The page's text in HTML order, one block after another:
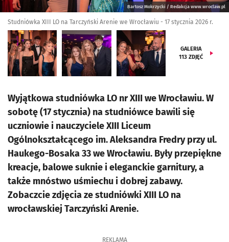
Bartosz Mokrzycki / Redakcja www.wroclaw.pl
Studniówka XIII LO na Tarczyński Arenie we Wrocławiu - 17 stycznia 2026 r.
GALERIA
113 ZDJĘĆ
Wyjątkowa studniówka LO nr XIII we Wrocławiu. W
sobotę (17 stycznia) na studniówce bawili się
uczniowie i nauczyciele XIII Liceum
Ogólnokształcącego im. Aleksandra Fredry przy ul.
Haukego-Bosaka 33 we Wrocławiu. Były przepiękne
kreacje, balowe suknie i eleganckie garnitury, a
także mnóstwo uśmiechu i dobrej zabawy.
Zobaczcie zdjęcia ze studniówki XIII LO na
wrocławskiej Tarczyński Arenie.
REKLAMA